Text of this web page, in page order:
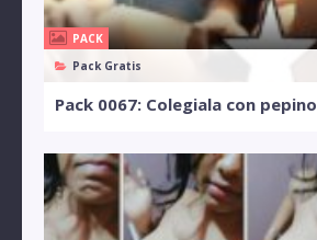
PACK
Pack Gratis
Pack 0067: Colegiala con pepino